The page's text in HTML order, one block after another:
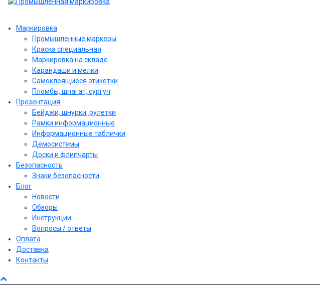
Маркировка
Промышленные маркеры
Краска специальная
Маркировка на складе
Карандаши и мелки
Самоклеящиеся этикетки
Пломбы, шпагат, сургуч
Презентация
Бейджи, шнурки, рулетки
Рамки информационные
Информационные таблички
Демосистемы
Доски и флипчарты
Безопасность
Знаки безопасности
Блог
Новости
Обзоры
Инструкции
Вопросы / ответы
Оплата
Доставка
Контакты